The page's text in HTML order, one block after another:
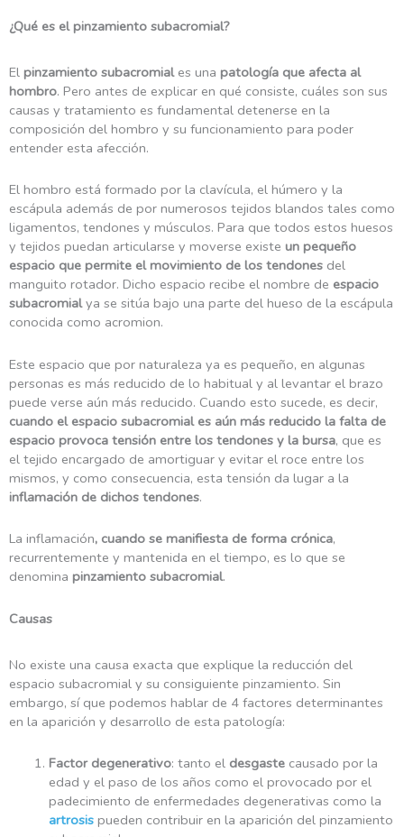
¿Qué es el pinzamiento subacromial?
El pinzamiento subacromiales una patología que afecta al
hombro. Pero antes de explicar en qué consiste, cuáles son sus
causas y tratamiento es fundamental detenerse en la
composición del hombro y su funcionamiento para poder
entender esta afección.
El hombro está formado por la clavícula, el húmero y la
escápula además de por numerosos tejidos blandos tales como
ligamentos, tendones y músculos. Para que todos estos huesos
y tejidos puedan articularse y moverse existe un pequeño
espacio que permite el movimiento de los tendones del
manguito rotador. Dicho espacio recibe el nombre de espacio
subacromialya se sitúa bajo una parte del hueso de la escápula
conocida como acromion.
Este espacio que por naturaleza ya es pequeño, en algunas
personas es más reducido de lo habitual y al levantar el brazo
puede verse aún más reducido. Cuando esto sucede, es decir,
cuando el espacio subacromial es aún más reducido la falta de
espacio provoca tensión entre los tendones y la bursa, que es
el tejido encargado de amortiguar y evitar el roce entre los
mismos, y como consecuencia, esta tensión da lugar a la
inflamación de dichos tendones.
La inflamación, cuando se manifiesta de forma crónica,
recurrentemente y mantenida en el tiempo, es lo que se
denomina pinzamiento subacromial.
Causas
No existe una causa exacta que explique la reducción del
espacio subacromial y su consiguiente pinzamiento. Sin
embargo, sí que podemos hablar de 4 factores determinantes
en la aparición y desarrollo de esta patología:
Factor degenerativo: tanto el desgastecausado por la
edad y el paso de los años como el provocado por el
padecimiento de enfermedades degenerativas como la
artrosis pueden contribuir en la aparición del pinzamiento